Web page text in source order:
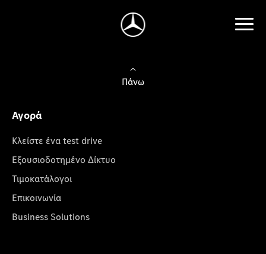
Πάνω
Αγορά
Κλείστε ένα test drive
Εξουσιοδοτημένο Δίκτυο
Τιμοκατάλογοι
Επικοινωνία
Business Solutions